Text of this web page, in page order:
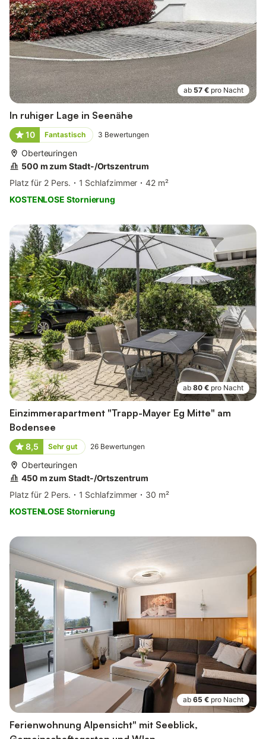
ab 57 € pro Nacht
In ruhiger Lage in Seenähe
10 Fantastisch 3 Bewertungen
Oberteuringen
500 m zum Stadt-/Ortszentrum
Platz für 2 Pers.
1 Schlafzimmer
42 m²
KOSTENLOSE Stornierung
ab 80 € pro Nacht
Einzimmerapartment "Trapp-Mayer Eg Mitte" am
Bodensee
8,5 Sehr gut 26 Bewertungen
Oberteuringen
450 m zum Stadt-/Ortszentrum
Platz für 2 Pers.
1 Schlafzimmer
30 m²
KOSTENLOSE Stornierung
ab 65 € pro Nacht
Ferienwohnung Alpensicht" mit Seeblick,